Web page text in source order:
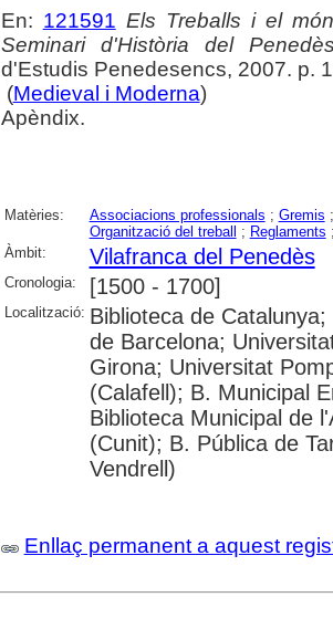
En: 121591 Els Treballs i el
Seminari d'Història del
d'Estudis Penedesencs, 2007. p.
(Medieval i Moderna)
Apèndix.
Matèries: Associacions professionals ; Gremis
Organització del treball
; Reglaments
Àmbit:
Vilafranca del Penedès
Cronologia: [1500 - 1700]
Localització: Biblioteca de
de Barcelona;
Girona; Universitat
(Calafell); B. Municipal
Biblioteca Municipal de
(Cunit); B. Pública de
Vendrell)
Enllaç permanent a aquest